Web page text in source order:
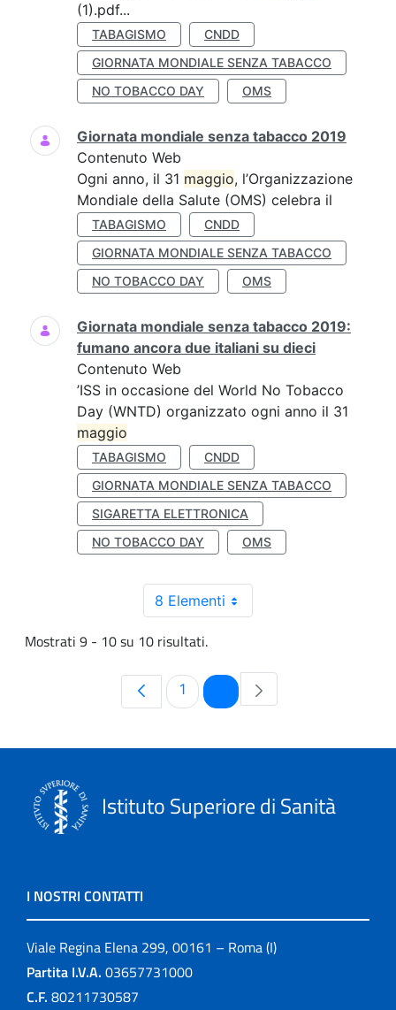
(1).pdf...
TABAGISMO
CNDD
GIORNATA MONDIALE SENZA TABACCO
NO TOBACCO DAY
OMS
Giornata mondiale senza tabacco 2019
Contenuto Web
Ogni anno, il 31 maggio, l’Organizzazione
Mondiale della Salute (OMS) celebra il
TABAGISMO
CNDD
GIORNATA MONDIALE SENZA TABACCO
NO TOBACCO DAY
OMS
Giornata mondiale senza tabacco 2019:
fumano ancora due italiani su dieci
Contenuto Web
’ISS in occasione del World No Tobacco
Day (WNTD) organizzato ogni anno il 31
maggio
TABAGISMO
CNDD
GIORNATA MONDIALE SENZA TABACCO
SIGARETTA ELETTRONICA
NO TOBACCO DAY
OMS
8 Elementi
Mostrati 9 - 10 su 10 risultati.
Pagina
1 Pagina
Istituto Superiore di Sanità
I NOSTRI CONTATTI
Viale Regina Elena 299, 00161 – Roma (I)
Partita I.V.A. 03657731000
C.F. 80211730587